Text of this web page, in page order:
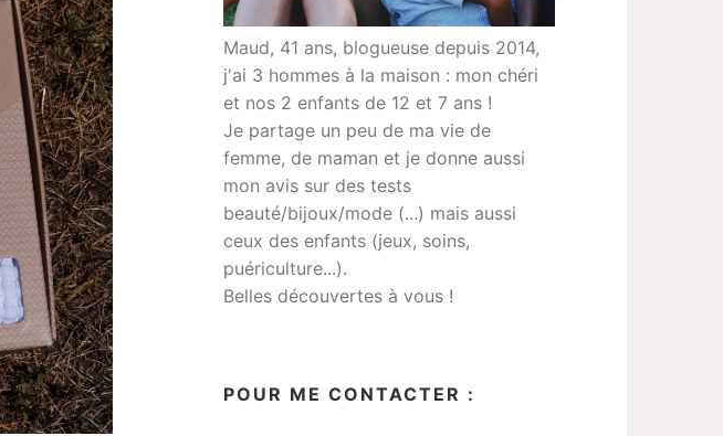
Maud, 41 ans, blogueuse depuis 2014,
j'ai 3 hommes à la maison : mon chéri
et nos 2 enfants de 12 et 7 ans !
Je partage un peu de ma vie de
femme, de maman et je donne aussi
mon avis sur des tests
beauté/bijoux/mode (...) mais aussi
ceux des enfants (jeux, soins,
puériculture...).
Belles découvertes à vous !
POUR ME CONTACTER :